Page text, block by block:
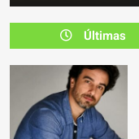
Últimas